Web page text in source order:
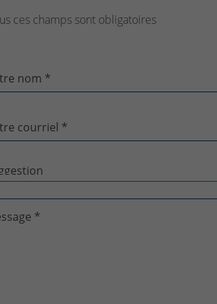
ces champs sont obligatoires
nom *
courriel *
*